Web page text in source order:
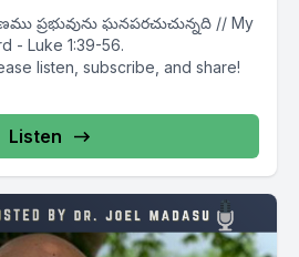
ప్రభువును ఘనపరచుచున్నది // My
- Luke 1:39-56.
Listen